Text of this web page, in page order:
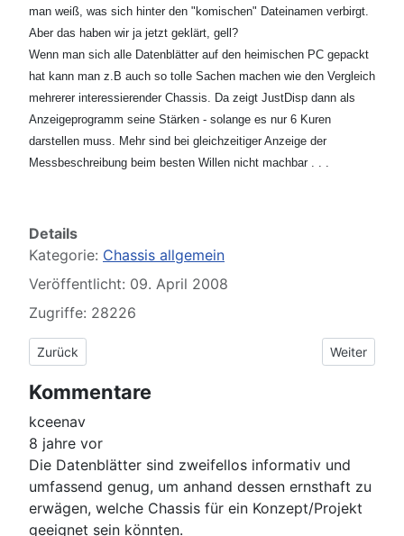
man weiß, was sich hinter den "komischen" Dateinamen verbirgt.
Aber das haben wir ja jetzt geklärt, gell?
Wenn man sich alle Datenblätter auf den heimischen PC gepackt
hat kann man z.B auch so tolle Sachen machen wie den Vergleich
mehrerer interessierender Chassis. Da zeigt JustDisp dann als
Anzeigeprogramm seine Stärken - solange es nur 6 Kuren
darstellen muss. Mehr sind bei gleichzeitiger Anzeige der
Messbeschreibung beim besten Willen nicht machbar . . .
Details
Kategorie: Chassis allgemein
Veröffentlicht: 09. April 2008
Zugriffe: 28226
Vorheriger Beitrag: Vergleich 300mm Tieftöner
Zurück Nächster
Weiter
Kommentare
kceenav
8 jahre vor
Die Datenblätter sind zweifellos informativ und
umfassend genug, um anhand dessen ernsthaft zu
erwägen, welche Chassis für ein Konzept/Projekt
geeignet sein könnten.